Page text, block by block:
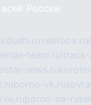
России
veetbox.ru
team.ru
news.ru
porno-vk.ru
porno-na-